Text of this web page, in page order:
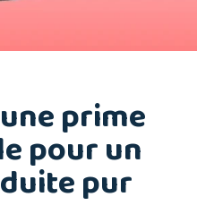
prime
pour un
pur